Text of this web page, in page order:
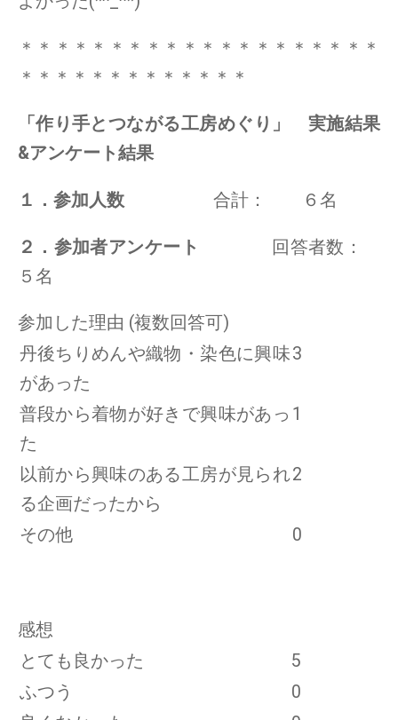
＊＊＊＊＊＊＊＊＊＊＊＊＊＊＊＊＊＊＊＊
＊＊＊＊＊＊＊＊＊＊＊＊＊
「作り手とつながる工房めぐり」 実施結果
&アンケート結果
１．参加人数合計： ６名
２．参加者アンケート
回答者数：
５名
参加した理由 (複数回答可)
丹後ちりめんや織物・染色に興味
があった
3
普段から着物が好きで興味があっ
た
1
以前から興味のある工房が見られ
る企画だったから
2
その他 0
感想
とても良かった
5
ふつう
0